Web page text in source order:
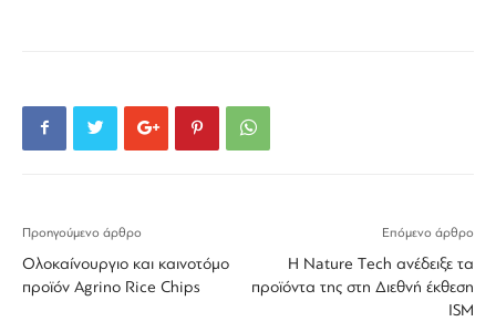
Προηγούμενο άρθρο
Ολοκαίνουργιο και καινοτόμο
προϊόν Agrino Rice Chips
Επόμενο άρθρο
Η Nature Τech ανέδειξε τα
προϊόντα της στη Διεθνή έκθεση
ΙSM